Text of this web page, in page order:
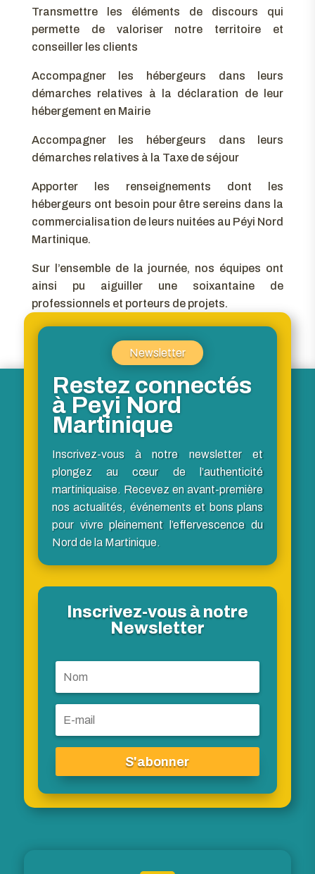
Transmettre les éléments de discours qui
permette de valoriser notre territoire et
conseiller les clients
Accompagner les hébergeurs dans leurs
démarches relatives à la déclaration de leur
hébergement en Mairie
Accompagner les hébergeurs dans leurs
démarches relatives à la Taxe de séjour
Apporter les renseignements dont les
hébergeurs ont besoin pour être sereins dans la
commercialisation de leurs nuitées au Péyi Nord
Martinique.
Sur l’ensemble de la journée, nos équipes ont
ainsi pu aiguiller une soixantaine de
professionnels et porteurs de projets.
Newsletter
Restez connectés
à Peyi Nord
Martinique
Inscrivez-vous à notre newsletter et
plongez au cœur de l’authenticité
martiniquaise. Recevez en avant-première
nos actualités, événements et bons plans
pour vivre pleinement l’effervescence du
Nord de la Martinique.
Inscrivez-vous à notre
Newsletter
S'abonner